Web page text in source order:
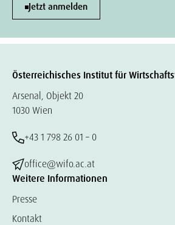
Jetzt anmelden
Österreichisches Institut für
Arsenal, Objekt 20
1030 Wien
+43 1 798 26 01 – 0
office@wifo.ac.at
Weitere Informationen
Presse
Kontakt